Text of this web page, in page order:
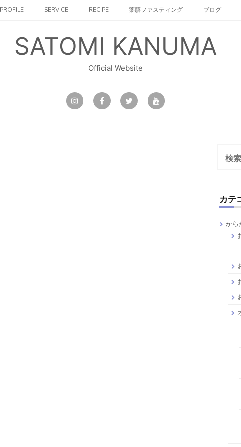
PROFILE SERVICE RECIPE 薬膳ファスティング ブログ
SATOMI KANUMA
Official Website
索:
カテ
から